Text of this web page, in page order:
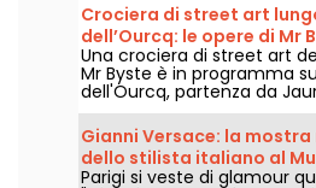
Crociera di street art
dell’Ourcq: le opere di Mr
espongono lungo il corso
Una crociera di street art
Mr Byste è in programma
dell'Ourcq, partenza da
dell'Estate del Canale,
In programma: una mostra
visita guidata delle opere
una scoperta dell'universo
dell'artista.
Gianni Versace: la
dello stilista italiano al
proroghe
Parigi si veste di glamour